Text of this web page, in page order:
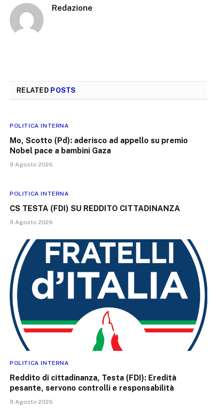
Redazione
RELATED POSTS
POLITICA INTERNA
Mo, Scotto (Pd): aderisco ad appello su premio
Nobel pace a bambini Gaza
9 Agosto 2026
POLITICA INTERNA
CS TESTA (FDI) SU REDDITO CITTADINANZA
9 Agosto 2026
POLITICA INTERNA
Reddito di cittadinanza, Testa (FDI): Eredità
pesante, servono controlli e responsabilità
9 Agosto 2026